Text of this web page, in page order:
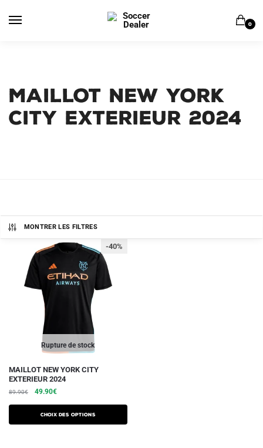
0
MAILLOT NEW YORK
CITY EXTERIEUR 2024
MONTRER LES FILTRES
Rupture de stock
-40%
MAILLOT NEW YORK CITY
EXTERIEUR 2024
89.90€
Le
initial
était :
49.90€Le
actuel
est :
Choix des options
Ce
produit
a
plusieurs
variations.